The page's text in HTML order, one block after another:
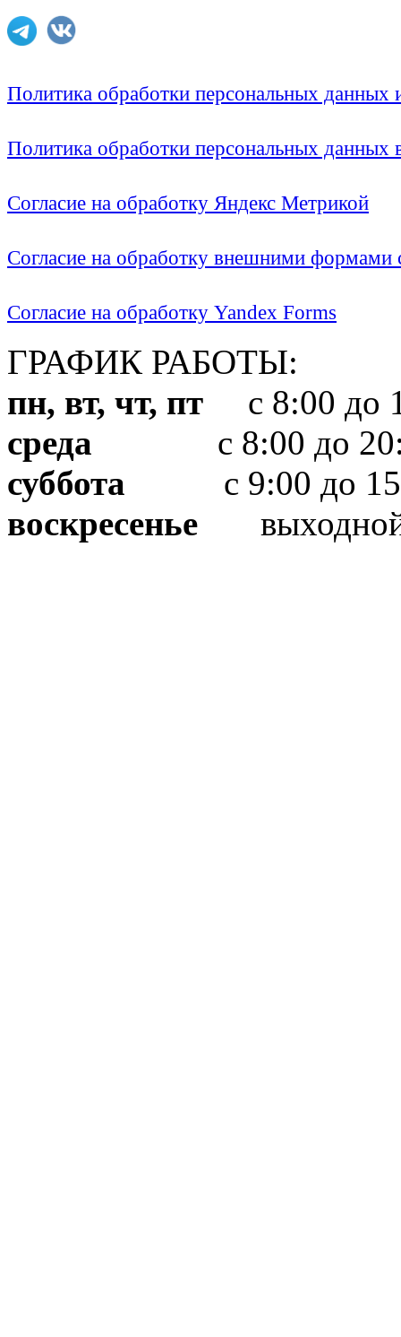
Политика обработки персональных
Политика обработки персональных
Согласие на обработку Яндекс Метрикой
Согласие на обработку внешними формами
Согласие на обработку Yandex Forms
ГРАФИК РАБОТЫ:
пн, вт, чт, пт с 8:00 до
среда с 8:00 до
суббота с 9:00 до
воскресенье